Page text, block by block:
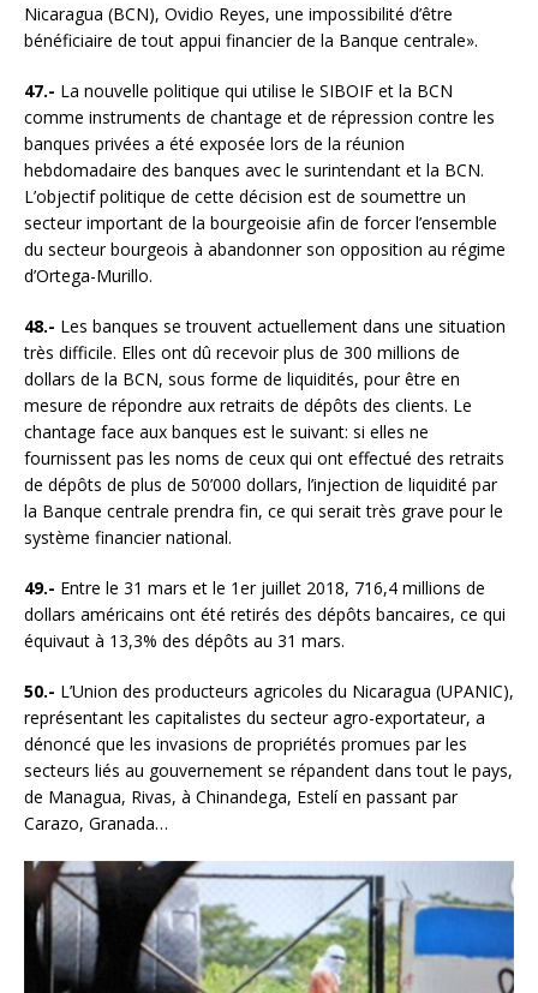
Nicaragua (BCN), Ovidio Reyes, une impossibilité d’être
bénéficiaire de tout appui financier de la Banque centrale».
47.- La nouvelle politique qui utilise le SIBOIF et la BCN
comme instruments de chantage et de répression contre les
banques privées a été exposée lors de la réunion
hebdomadaire des banques avec le surintendant et la BCN.
L’objectif politique de cette décision est de soumettre un
secteur important de la bourgeoisie afin de forcer l’ensemble
du secteur bourgeois à abandonner son opposition au régime
d’Ortega-Murillo.
48.- Les banques se trouvent actuellement dans une situation
très difficile. Elles ont dû recevoir plus de 300 millions de
dollars de la BCN, sous forme de liquidités, pour être en
mesure de répondre aux retraits de dépôts des clients. Le
chantage face aux banques est le suivant: si elles ne
fournissent pas les noms de ceux qui ont effectué des retraits
de dépôts de plus de 50’000 dollars, l’injection de liquidité par
la Banque centrale prendra fin, ce qui serait très grave pour le
système financier national.
49.- Entre le 31 mars et le 1er juillet 2018, 716,4 millions de
dollars américains ont été retirés des dépôts bancaires, ce qui
équivaut à 13,3% des dépôts au 31 mars.
50.- L’Union des producteurs agricoles du Nicaragua (UPANIC),
représentant les capitalistes du secteur agro-exportateur, a
dénoncé que les invasions de propriétés promues par les
secteurs liés au gouvernement se répandent dans tout le pays,
de Managua, Rivas, à Chinandega, Estelí en passant par
Carazo, Granada…